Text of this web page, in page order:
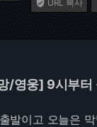
 URL 복사
/영웅] 9시부터
발이고 오늘은